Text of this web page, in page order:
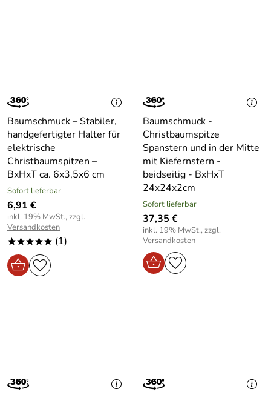
Baumschmuck – Stabiler,
handgefertigter Halter für
elektrische
Christbaumspitzen –
BxHxT ca. 6x3,5x6 cm
Sofort lieferbar
6,91 €
inkl. 19% MwSt., zzgl.
Versandkosten
***** (1)
Baumschmuck -
Christbaumspitze
Spanstern und in der Mitte
mit Kiefernstern -
beidseitig - BxHxT
24x24x2cm
Sofort lieferbar
37,35 €
inkl. 19% MwSt., zzgl.
Versandkosten